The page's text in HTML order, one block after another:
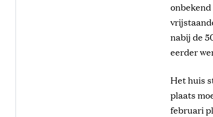
nabij de
eerder
Het huis
plaats
februari